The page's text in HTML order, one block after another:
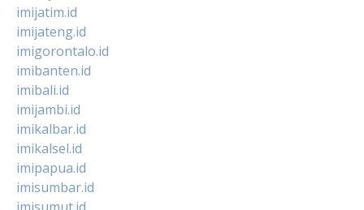
imijatim.id
imijateng.id
imigorontalo.id
imibanten.id
imibali.id
imijambi.id
imikalbar.id
imikalsel.id
imipapua.id
imisumbar.id
imisumut.id